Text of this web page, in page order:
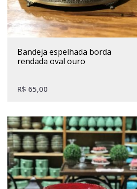
bandeja espelhada borda
rendada oval ouro
R$ 65,00